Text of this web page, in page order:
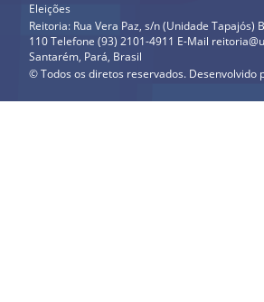
Eleições
Reitoria: Rua Vera Paz, s/n (Unidade Tapajós)
110 Telefone (93) 2101-4911 E-Mail
Santarém, Pará, Brasil
© Todos os diretos reservados. Desenvolvido